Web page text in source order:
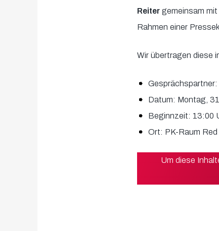
Reitergemeinsam mit
Rahmen einer
Wir übertragen diese
Gesprächspartner:
Datum: Montag,
Beginnzeit: 13:00
Ort: PK-Raum Red
Um diese